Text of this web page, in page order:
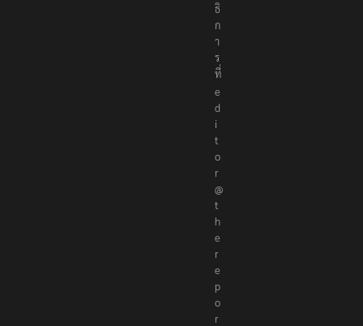
า
ธิ
ก
า
ร
ที่
e
d
i
t
o
r
@
t
h
e
r
e
p
o